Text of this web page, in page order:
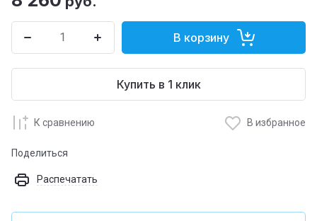
В корзину
Купить в 1 клик
К сравнению В избранное
Поделиться
Распечатать